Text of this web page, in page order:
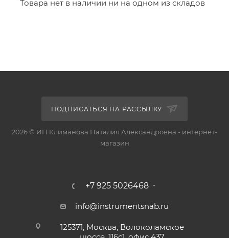
Товара нет в наличии ни на одном из складов
ПОДПИСАТЬСЯ НА РАССЫЛКУ
2026 © ИП Климанова Наталия Александровна - интернет-
магазин
+7 925 5026468
info@instrumentsnab.ru
125371, Москва, Волоколамское